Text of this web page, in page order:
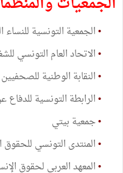
•الجمعية التونسية للنساء
•الاتحاد العام التونسي
•النقابة الوطنية
•الرابطة التونسية
•جمعية بيتي
•المنتدى التونسي للحقوق
•المعهد العربي لحقوق